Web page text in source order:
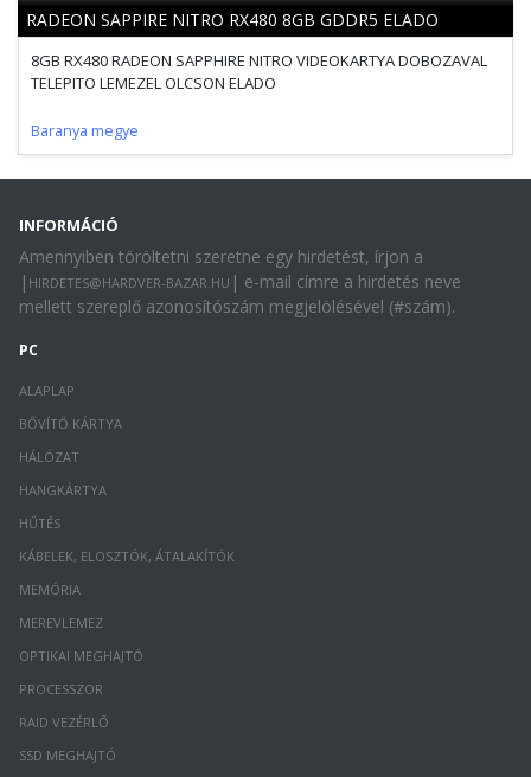
RADEON SAPPIRE NITRO RX480 8GB GDDR5 ELADO
8GB RX480 RADEON SAPPHIRE NITRO VIDEOKARTYA DOBOZAVAL
TELEPITO LEMEZEL OLCSON ELADO
Baranya megye
INFORMÁCIÓ
Amennyiben töröltetni szeretne egy hirdetést, írjon a
| HIRDETES@HARDVER-BAZAR.HU | e-mail címre a hirdetés neve
mellett szereplő azonosítószám megjelölésével (#szám).
PC
ALAPLAP
BŐVÍTŐ KÁRTYA
HÁLÓZAT
HANGKÁRTYA
HŰTÉS
KÁBELEK, ELOSZTÓK, ÁTALAKÍTÓK
MEMÓRIA
MEREVLEMEZ
OPTIKAI MEGHAJTÓ
PROCESSZOR
RAID VEZÉRLŐ
SSD MEGHAJTÓ